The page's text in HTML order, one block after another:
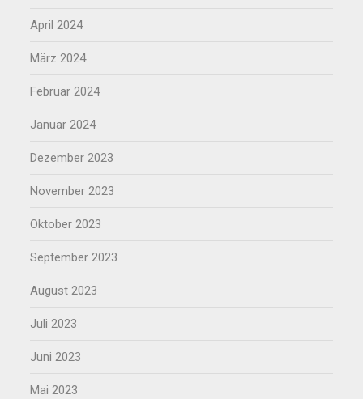
April 2024
März 2024
Februar 2024
Januar 2024
Dezember 2023
November 2023
Oktober 2023
September 2023
August 2023
Juli 2023
Juni 2023
Mai 2023